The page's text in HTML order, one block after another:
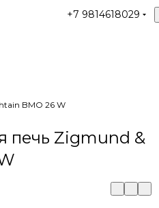
+7 9814618029
BMO 26 W
печь Zigmund &